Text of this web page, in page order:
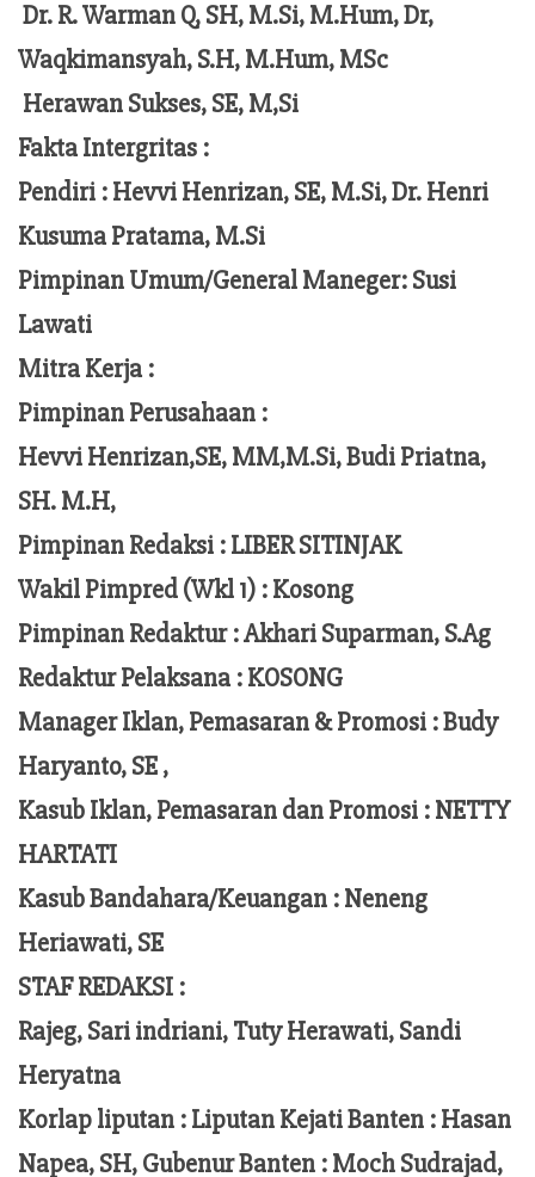
Dr. R. Warman Q, SH, M.Si, M.Hum,Dr,
Waqkimansyah, S.H, M.Hum, MSc
Herawan Sukses, SE, M,Si
Fakta Intergritas :
Pendiri :Hevvi Henrizan, SE, M.Si, Dr. Henri
Kusuma Pratama, M.Si
Pimpinan Umum/General Maneger:Susi
Lawati
Mitra Kerja :
Pimpinan Perusahaan :
Hevvi Henrizan,SE, MM,M.Si,Budi Priatna,
SH. M.H,
Pimpinan Redaksi :LIBER SITINJAK
Wakil Pimpred (Wkl 1) : Kosong
Pimpinan Redaktur :Akhari Suparman, S.Ag
Redaktur Pelaksana :KOSONG
Manager Iklan, Pemasaran & Promosi :Budy
Haryanto, SE ,
Kasub Iklan, Pemasaran dan Promosi :NETTY
HARTATI
Kasub Bandahara/Keuangan :Neneng
Heriawati, SE
STAF REDAKSI :
Rajeg, Sari indriani, Tuty Herawati, Sandi
Heryatna
Korlap liputan :Liputan Kejati Banten : Hasan
Napea, SH,Gubenur Banten : MochSudrajad,